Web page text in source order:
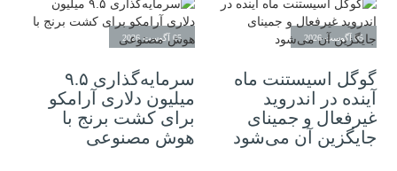
05 آگوست 2026
گوگل اسیستنت ماه
آینده در اندروید
غیرفعال و جمینای
جایگزین آن می‌شود
05 آگوست 2026
سرمایه‌گذاری ۹.۵
میلیون دلاری آرامکو
برای کشت برنج با
هوش مصنوعی